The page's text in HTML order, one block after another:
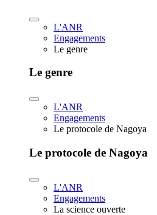
L'ANR
Engagements
Le genre
Le genre
L'ANR
Engagements
Le protocole de Nagoya
Le protocole de Nagoya
L'ANR
Engagements
La science ouverte